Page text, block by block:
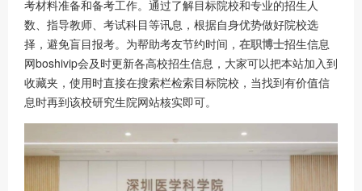
考材料准备和备考工作。通过了解目标院校和专业的招生人
数、指导教师、考试科目等讯息，根据自身优势做好院校选
择，避免盲目报考。为帮助考友节约时间， 在职博士招生信息
网boshivip会及时更新各高校招生信息，大家可以把本站加入到
收藏夹，使用时直接在搜索栏检索目标院校，当找到有价值信
息时再到该校研究生院网站核实即可。